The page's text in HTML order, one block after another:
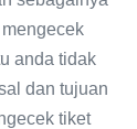
anda tidak
dan tujuan
tiket